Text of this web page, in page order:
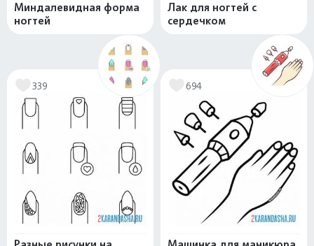
Миндалевидная форма
ногтей
Лак для ногтей с
сердечком
339 694